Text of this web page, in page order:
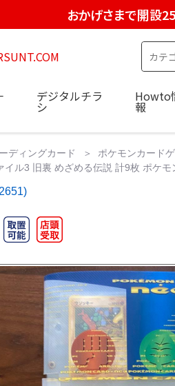
おかげさまで開設
デジタルチラ
シ
Howto
報
ディングカード
ポケモンカード
イル3 旧裏 めざめる伝説 計9枚 ポケ